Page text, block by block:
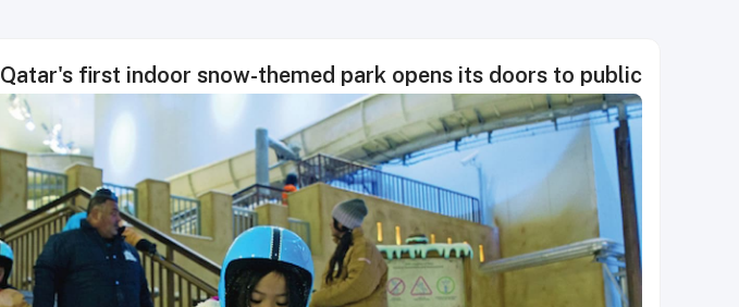
Qatar's first indoor snow-themed park opens its doors to public